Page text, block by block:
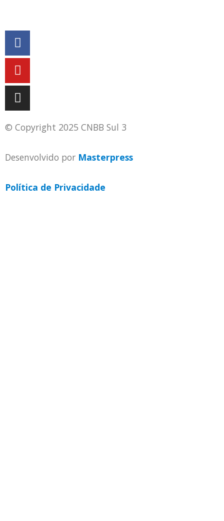
© Copyright 2025 CNBB Sul 3
Desenvolvido por Masterpress
Política de Privacidade